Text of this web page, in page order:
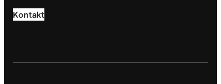
Kontakt